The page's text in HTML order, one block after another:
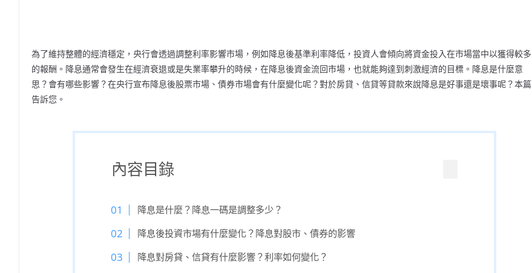
為了維持整體的經濟穩定，央行會透過調整利率影響市場，例如降息後基準利率降低，投資人會傾向將資金投入在市場當中以獲得較多
的報酬。降息通常會發生在經濟衰退或是失業率攀升的時候，在降息後資金流回市場，也就能夠達到刺激經濟的目標。降息是什麼意
思？會有哪些影響？在央行宣布降息後股票市場、債券市場會有什麼變化呢？對於房貸、信貸等貸款來說降息是好事還是壞事呢？本篇
告訴您。
內容目錄
降息是什麼？降息一碼是調整多少？
降息後投資市場有什麼變化？降息對股市、債券的影響
降息對房貸、信貸有什麼影響？利率如何變化？